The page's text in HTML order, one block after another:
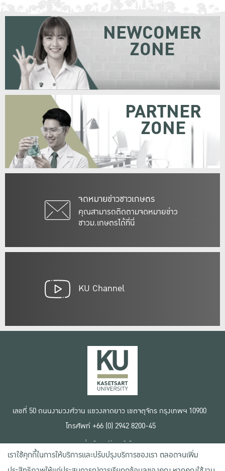
จดหมายข่าวชาวเกษตร
คุณสามารถติดตามจดหมายข่าว
ชาวม.เกษตรได้ที่นี่
NEWCOMER
ZONE
PARTNER
ZONE
KU Channel
เลขที่ 50 ถนนงามวงศ์วาน แขวงลาดยาว เขตจตุจักร กรุงเทพฯ 10900
โทรศัพท์ +66 (0) 2942 8200-45
เงื่อนไขการใช้งานเว็บไซต์
ข้อตกลงด้านสิทธิ์ใช้งาน
นโยบายความเป็นส่วนตัว
เราใช้คุกกี้ในการให้บริการและปรับปรุงบริการของเรา ตลอดจนเพิ่ม